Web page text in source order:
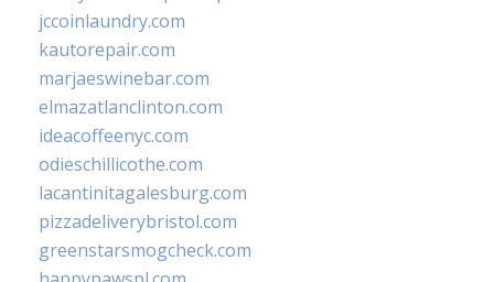
jccoinlaundry.com
kautorepair.com
marjaeswinebar.com
elmazatlanclinton.com
ideacoffeenyc.com
odieschillicothe.com
lacantinitagalesburg.com
pizzadeliverybristol.com
greenstarsmogcheck.com